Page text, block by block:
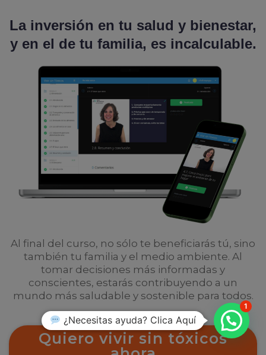
La inversión en tu salud y bienestar,
y en el de tu familia, es incalculable.
Al final del curso, no sólo te beneficiarás tú, sino
también tu familia y el medio ambiente. Al
tomar decisiones más informadas y
conscientes, estarás contribuyendo a un
mundo más saludable y sostenible para todos.
Quiero vivir sin tóxicos
¿Necesitas ayuda? Clica Aquí
1